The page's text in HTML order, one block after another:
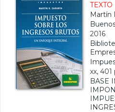
Martín
2016
xx, 401
BASE